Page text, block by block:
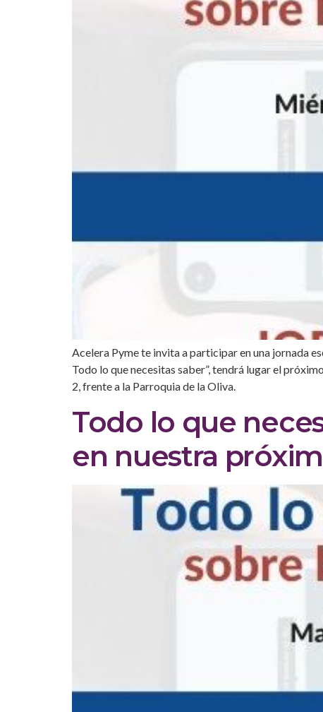
Acelera Pyme te invita a participar en una jornada
Todo lo que necesitas saber”, tendrá lugar el
2, frente a la Parroquia de la Oliva.
Todo lo que
en nuestra